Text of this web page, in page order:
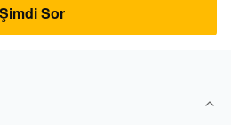
Şimdi Sor